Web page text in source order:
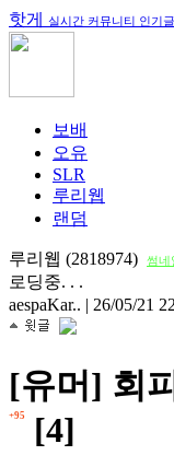
핫게 실시간 커뮤니티 인기글
보배
오유
SLR
루리웹
랜덤
루리웹 (2818974) 썸네
로딩중. . .
aespaKar.. | 26/05/21
[유머] 회
+95 [4]